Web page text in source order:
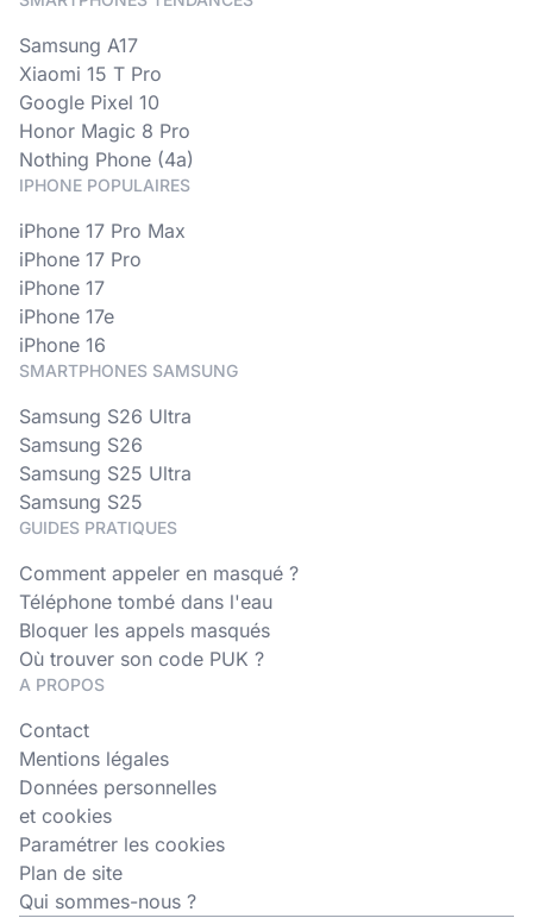
Samsung A17
Xiaomi 15 T Pro
Google Pixel 10
Honor Magic 8 Pro
Nothing Phone (4a)
IPHONE POPULAIRES
iPhone 17 Pro Max
iPhone 17 Pro
iPhone 17
iPhone 17e
iPhone 16
SMARTPHONES SAMSUNG
Samsung S26 Ultra
Samsung S26
Samsung S25 Ultra
Samsung S25
GUIDES PRATIQUES
Comment appeler en masqué ?
Téléphone tombé dans l'eau
Bloquer les appels masqués
Où trouver son code PUK ?
A PROPOS
Contact
Mentions légales
Données personnelles
et cookies
Paramétrer les cookies
Plan de site
Qui sommes-nous ?